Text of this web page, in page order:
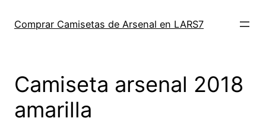
Comprar Camisetas de Arsenal en LARS7
Camiseta arsenal 2018
amarilla